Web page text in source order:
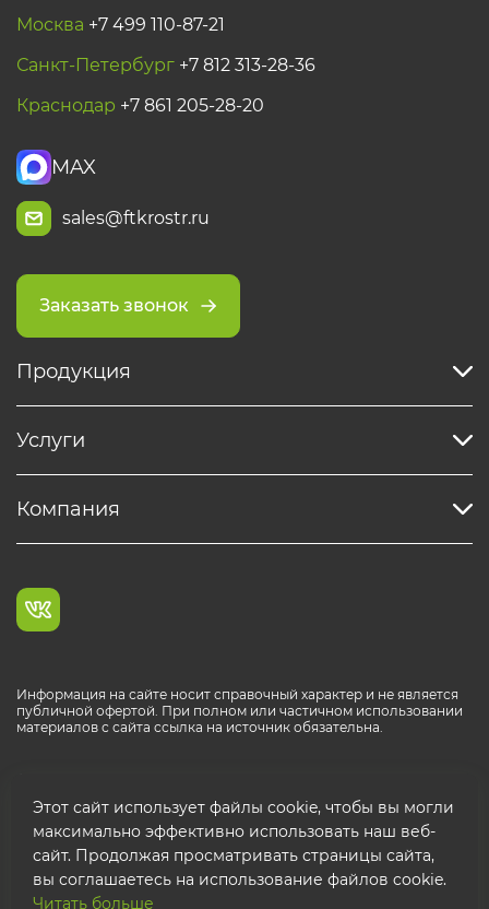
Москва +7 499 110-87-21
Санкт-Петербург +7 812 313-28-36
Краснодар +7 861 205-28-20
MAX
sales@ftkrostr.ru
Заказать звонок
Продукция
Услуги
Компания
Информация на сайте носит справочный характер и не является
публичной офертой. При полном или частичном использовании
материалов с сайта ссылка на источник обязательна.
Этот сайт использует файлы cookie, чтобы вы могли
максимально эффективно использовать наш веб-
сайт. Продолжая просматривать страницы сайта,
вы соглашаетесь на использование файлов cookie.
Читать больше